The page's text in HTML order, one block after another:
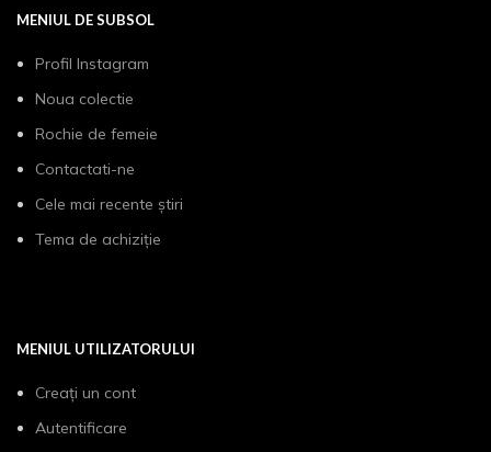
MENIUL DE SUBSOL
Profil Instagram
Noua colectie
Rochie de femeie
Contactati-ne
Cele mai recente știri
Tema de achiziție
MENIUL UTILIZATORULUI
Creați un cont
Autentificare